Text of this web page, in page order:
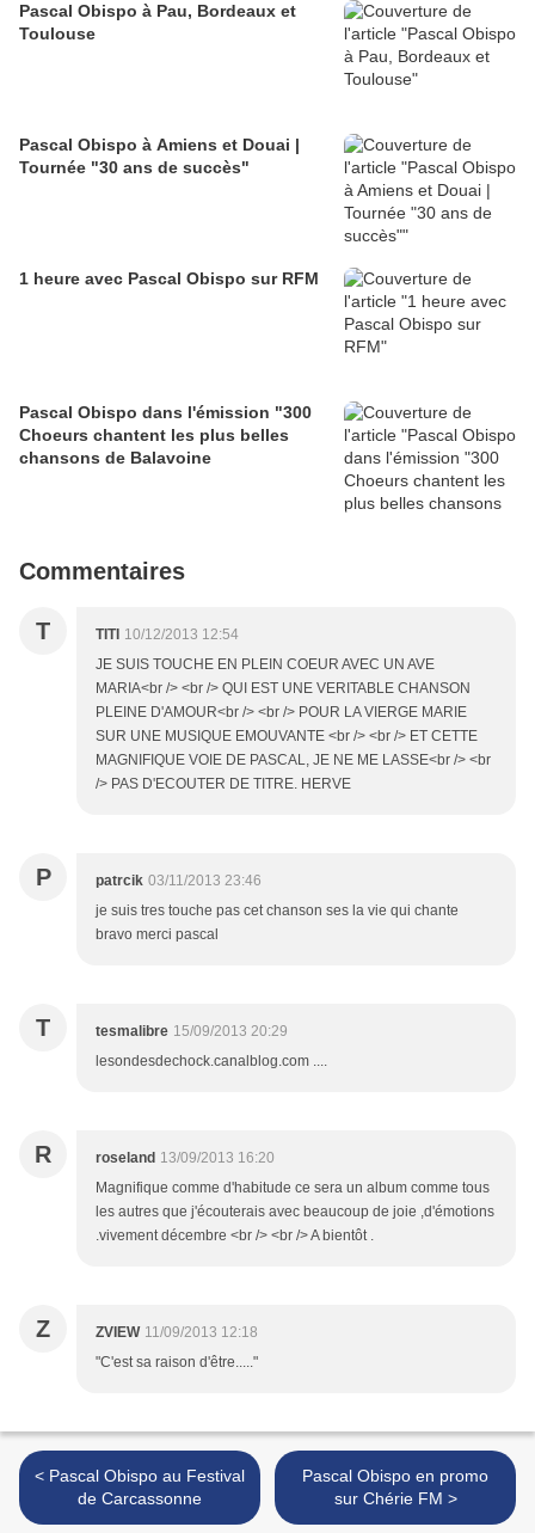
Pascal Obispo à Pau, Bordeaux et
Toulouse
Pascal Obispo à Amiens et Douai |
Tournée "30 ans de succès"
1 heure avec Pascal Obispo sur RFM
Pascal Obispo dans l'émission "300
Choeurs chantent les plus belles
chansons de Balavoine
Commentaires
T TITI 10/12/2013 12:54
JE SUIS TOUCHE EN PLEIN COEUR AVEC UN AVE
MARIA<br /> <br /> QUI EST UNE VERITABLE CHANSON
PLEINE D'AMOUR<br /> <br /> POUR LA VIERGE MARIE
SUR UNE MUSIQUE EMOUVANTE <br /> <br /> ET CETTE
MAGNIFIQUE VOIE DE PASCAL, JE NE ME LASSE<br /> <br
/> PAS D'ECOUTER DE TITRE. HERVE
P patrcik 03/11/2013 23:46
je suis tres touche pas cet chanson ses la vie qui chante
bravo merci pascal
T tesmalibre 15/09/2013 20:29
lesondesdechock.canalblog.com ....
R roseland 13/09/2013 16:20
Magnifique comme d'habitude ce sera un album comme tous
les autres que j'écouterais avec beaucoup de joie ,d'émotions
.vivement décembre <br /> <br /> A bientôt .
Z ZVIEW 11/09/2013 12:18
"C'est sa raison d'être....."
< Pascal Obispo au Festival
de Carcassonne
Pascal Obispo en promo
sur Chérie FM >